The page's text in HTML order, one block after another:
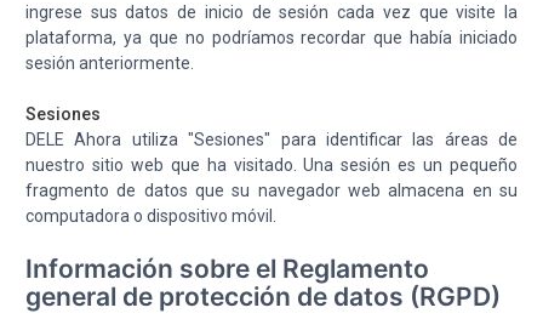
ingrese sus datos de inicio de sesión cada vez que visite la
plataforma, ya que no podríamos recordar que había iniciado
sesión anteriormente.
Sesiones
DELE Ahora utiliza "Sesiones" para identificar las áreas de
nuestro sitio web que ha visitado. Una sesión es un pequeño
fragmento de datos que su navegador web almacena en su
computadora o dispositivo móvil.
Información sobre el Reglamento
general de protección de datos (RGPD)